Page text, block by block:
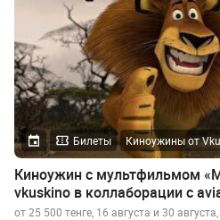
Билеты Киноужины от
Киноужин с мультфильмом
vkuskino в коллаборации с
от 25 500 тенге, 16 августа и 30